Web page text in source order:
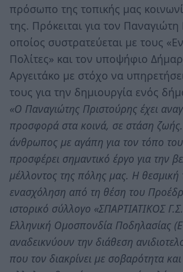
πρόσωπο της τοπικής μας
της. Πρόκειται για τον
οποίος συστρατεύεται με τους
Πολίτες» και τον υποψήφιο
Αργειτάκο με στόχο να
τους για την δημιουργία ενός
«Ο Παναγιώτης Πριστούρης έχει
προσφορά στα κοινά, σε στάση ζωής.
άνθρωπος με αγάπη για τον τόπο
προσφέρει σημαντικό έργο για την
μέλλοντος της πόλης μας. Η θεσμική
ενασχόληση από τη θέση του
ιστορικό σύλλογο «ΣΠΑΡΤΙΑΤΙΚΟΣ
Ελληνική Ομοσπονδία Ποδηλασίας
αναδεικνύουν την διάθεση
που τον διακρίνει με σοβαρότητα και